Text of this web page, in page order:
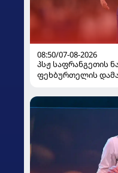
08:50/07-08-2026
პსჟ საფრანგეთის
ფეხბურთელის